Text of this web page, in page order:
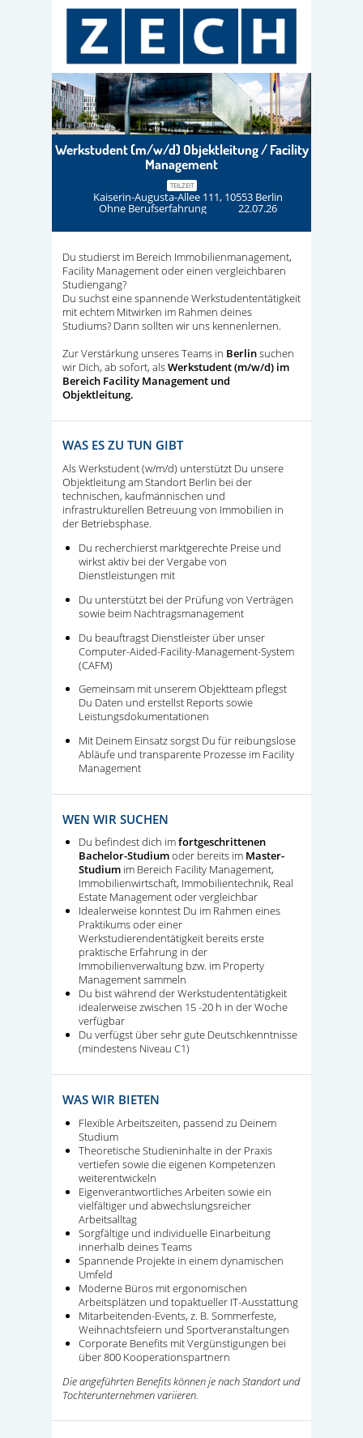
Werkstudent (m/w/d) Objektleitung / Facility
Management
TEILZEIT
Kaiserin-Augusta-Allee 111, 10553 Berlin
Ohne Berufserfahrung 22.07.26
Du studierst im Bereich Immobilienmanagement,
Facility Management oder einen vergleichbaren
Studiengang?
Du suchst eine spannende Werkstudententätigkeit
mit echtem Mitwirken im Rahmen deines
Studiums? Dann sollten wir uns kennenlernen.
Zur Verstärkung unseres Teams in Berlinsuchen
wir Dich, ab sofort, alsWerkstudent (m/w/d) im
Bereich Facility Management und
Objektleitung.
WAS ES ZU TUN GIBT
Als Werkstudent (w/m/d) unterstützt Du unsere
Objektleitung am Standort Berlin bei der
technischen, kaufmännischen und
infrastrukturellen Betreuung von Immobilien in
der Betriebsphase.
Du recherchierst marktgerechte Preise und
wirkst aktiv bei der Vergabe von
Dienstleistungen mit
Du unterstützt bei der Prüfung von Verträgen
sowie beim Nachtragsmanagement
Du beauftragst Dienstleister über unser
Computer-Aided-Facility-Management-System
(CAFM)
Gemeinsam mit unserem Objektteam pflegst
Du Daten und erstellst Reports sowie
Leistungsdokumentationen
Mit Deinem Einsatz sorgst Du für reibungslose
Abläufe und transparente Prozesse im Facility
Management
WEN WIR SUCHEN
Du befindest dich imfortgeschrittenen
Bachelor-Studiumoder bereits im Master-
Studium im Bereich Facility Management,
Immobilienwirtschaft, Immobilientechnik, Real
Estate Management oder vergleichbar
Idealerweise konntest Du im Rahmen eines
Praktikums oder einer
Werkstudierendentätigkeit bereits erste
praktische Erfahrung in der
Immobilienverwaltung bzw. im Property
Management sammeln
Du bist während der Werkstudententätigkeit
idealerweise zwischen 15 -20 h in der Woche
verfügbar
Du verfügst über sehr gute Deutschkenntnisse
(mindestens Niveau C1)
WAS WIR BIETEN
Flexible Arbeitszeiten, passend zu Deinem
Studium
Theoretische Studieninhalte in der Praxis
vertiefen sowie die eigenen Kompetenzen
weiterentwickeln
Eigenverantwortliches Arbeiten sowie ein
vielfältiger und abwechslungsreicher
Arbeitsalltag
Sorgfältige und individuelle Einarbeitung
innerhalb deines Teams
Spannende Projekte in einem dynamischen
Umfeld
Moderne Büros mit ergonomischen
Arbeitsplätzen und topaktueller IT-Ausstattung
Mitarbeitenden-Events, z. B. Sommerfeste,
Weihnachtsfeiern und Sportveranstaltungen
Corporate Benefits mit Vergünstigungen bei
über 800 Kooperationspartnern
Die angeführten Benefits können je nach Standort und
Tochterunternehmen variieren.